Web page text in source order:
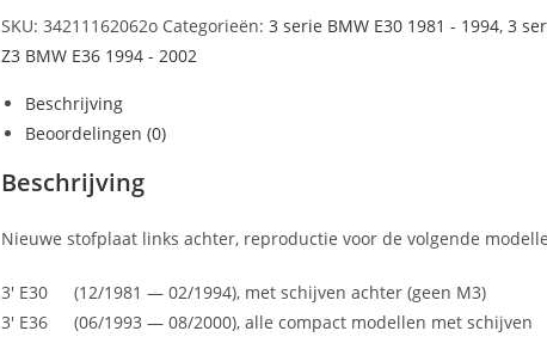
SKU: 34211162062o Categorieën: 3 serie BMW E30 1981 - 1994, 3
Z3 BMW E36 1994 - 2002
Beschrijving
Beoordelingen (0)
Beschrijving
Nieuwe stofplaat links achter, reproductie voor de volgende
3′ E30 (12/1981 — 02/1994), met schijven achter (geen M3)
3′ E36 (06/1993 — 08/2000), alle compact modellen met schijven